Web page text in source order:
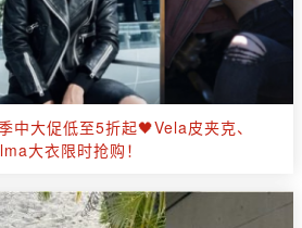
中大促低至5折起🖤Vela皮夹克、
大衣限时抢购！